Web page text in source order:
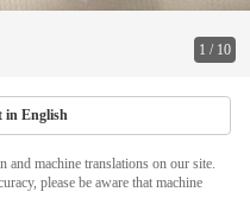
1 / 10
in English
machine translations on our site.
please be aware that machine